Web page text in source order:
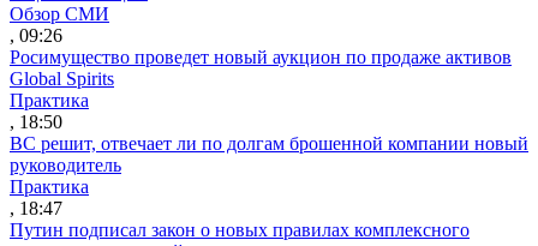
Обзор СМИ
, 09:26
Росимущество проведет новый аукцион по продаже активов
Global Spirits
Практика
, 18:50
ВС решит, отвечает ли по долгам брошенной компании новый
руководитель
Практика
, 18:47
Путин подписал закон о новых правилах комплексного